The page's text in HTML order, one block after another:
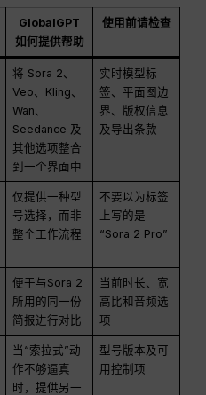
GlobalGPT
如何提供帮助
使用前请检查
将 Sora 2、
Veo、Kling、
Wan、
Seedance 及
其他选项整合
到一个界面中
实时模型标
签、平面图边
界、版权信息
及导出条款
仅提供一种型
号选择，而非
整个工作流程
不要以为标签
上写的是
“Sora 2 Pro”
便于与Sora 2
所用的同一份
简报进行对比
当前时长、宽
高比和音频选
项
当“索拉式”动
作不够逼真
时，提供另一
型号版本及可
用控制项